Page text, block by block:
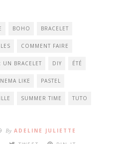
BOHO BRACELET
COMMENT FAIRE
UN BRACELET DIY ÉTÉ
LIKE PASTEL
SUMMER TIME TUTO
By ADELINE JULIETTE